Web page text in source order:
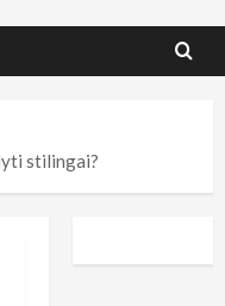
stilingai?